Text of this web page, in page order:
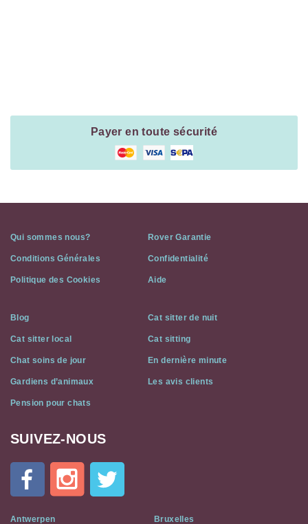
Payer en toute sécurité
Qui sommes nous? Rover Garantie
Conditions Générales Confidentialité
Politique des Cookies Aide
Blog Cat sitter de nuit
Cat sitter local Cat sitting
Chat soins de jour En dernière minute
Gardiens d’animaux Les avis clients
Pension pour chats
Cat
Flat
Social
SUIVEZ-NOUS
Antwerpen Bruxelles